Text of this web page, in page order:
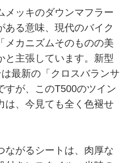
メッキのダウンマフラー
ある意味、現代のバイク
メカニズムそのものの美
と主張しています。新型
最新の「クロスバランサ
すが、このT500のツイン
は、今見ても全く色褪せ
ながるシートは、肉厚な